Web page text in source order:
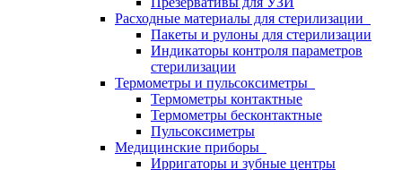
Расходные материалы для стерилизации
Пакеты и рулоны для стерилизации
Индикаторы контроля параметров
стерилизации
Термометры и пульсоксиметры
Термометры контактные
Термометры бесконтактные
Пульсоксиметры
Медицинские приборы
Ирригаторы и зубные центры